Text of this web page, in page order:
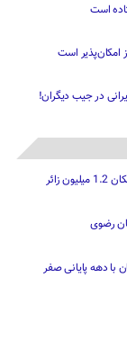
است
امکان‌پذیر است
در جیب دیگران!